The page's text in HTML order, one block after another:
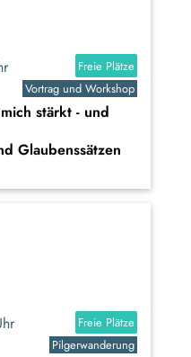
Freie Plätze
Vortrag und Workshop
stärkt - und
Glaubenssätzen
Freie Plätze
Pilgerwanderung